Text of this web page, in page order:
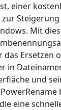
einer
Mit
Ersetzen
in
und
eine